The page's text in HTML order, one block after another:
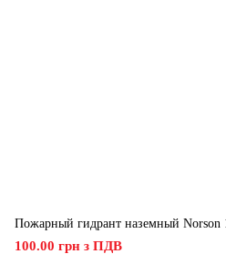
Пожарный гидрант наземный Norson
100.00 грн з ПДВ